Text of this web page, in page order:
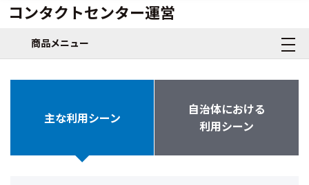
コンタクトセンター運営
商品メニュー
主な利用シーン
自治体における
利用シーン